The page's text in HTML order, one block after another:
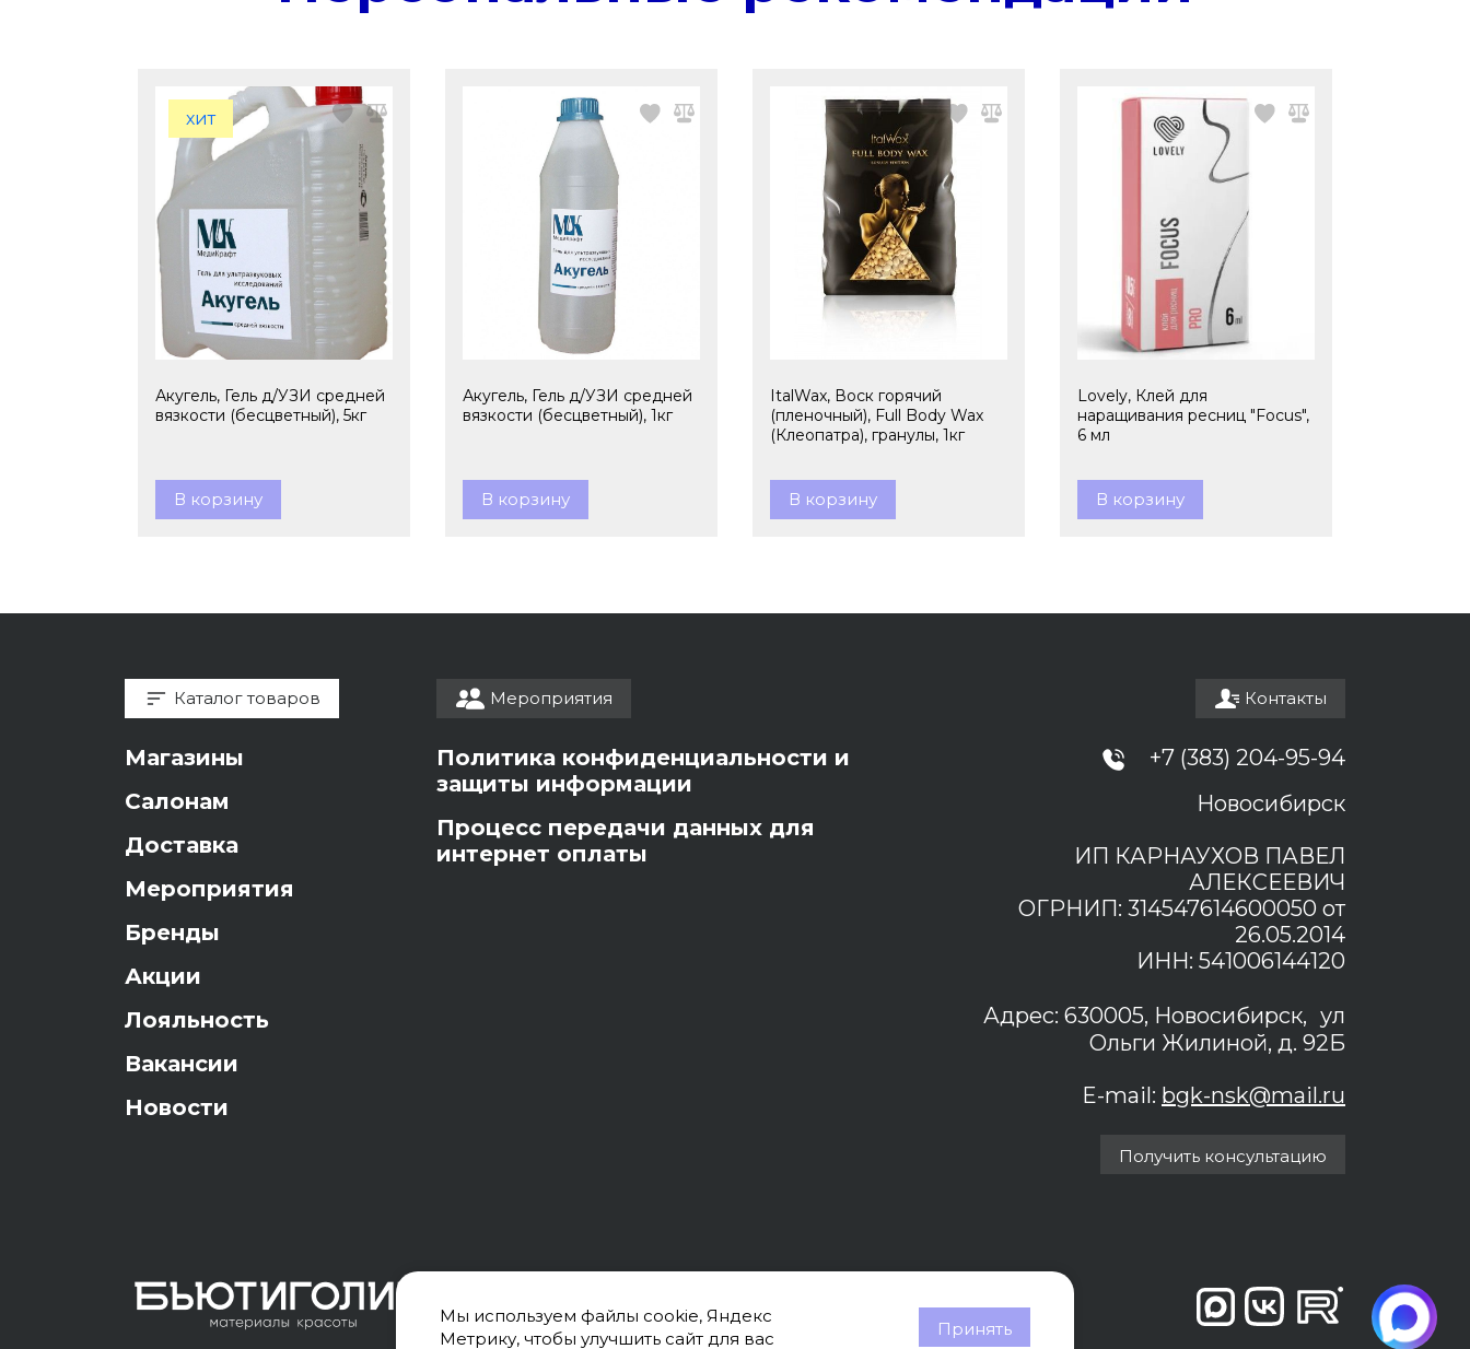
хит
Акугель, Гель д/УЗИ средней
вязкости (бесцветный), 5кг
В корзину
Акугель, Гель д/УЗИ средней
вязкости (бесцветный), 1кг
В корзину
ItalWax, Воск горячий
(пленочный), Full Body Wax
(Клеопатра), гранулы, 1кг
В корзину
Lovely, Клей для
наращивания ресниц "Focus",
6 мл
В корзину
Каталог товаров
Магазины
Салонам
Доставка
Мероприятия
Бренды
Акции
Лояльность
Вакансии
Новости
Мероприятия
Политика конфиденциальности и
защиты информации
Процесс передачи данных для
интернет оплаты
Контакты
+7 (383) 204-95-94
Новосибирск
ИП КАРНАУХОВ ПАВЕЛ
АЛЕКСЕЕВИЧ
ОГРНИП: 314547614600050 от
26.05.2014
ИНН: 541006144120
Адрес: 630005, Новосибирск, ул
Ольги Жилиной, д. 92Б
E-mail: bgk-nsk@mail.ru
Получить консультацию
Мы используем файлы cookie, Яндекс
Метрику, чтобы улучшить сайт для вас
Принять